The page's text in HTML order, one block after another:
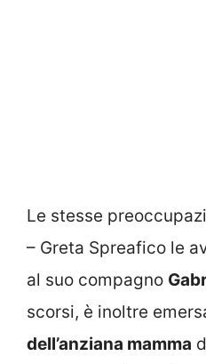
Le stesse
– Greta Spreafico le
al suo compagno
scorsi, è inoltre
dell’anziana mamma